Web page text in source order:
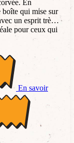
En
boîte qui mise sur
un esprit très
pour ceux qui
au sérieux !
En savoir